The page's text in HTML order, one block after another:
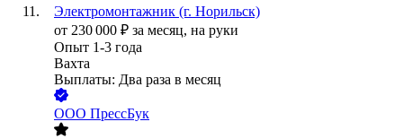
Электромонтажник (г. Норильск)
от 230 000 ₽ за месяц, на руки
Опыт 1-3 года
Вахта
Выплаты: Два раза в месяц
ООО ПрессБук